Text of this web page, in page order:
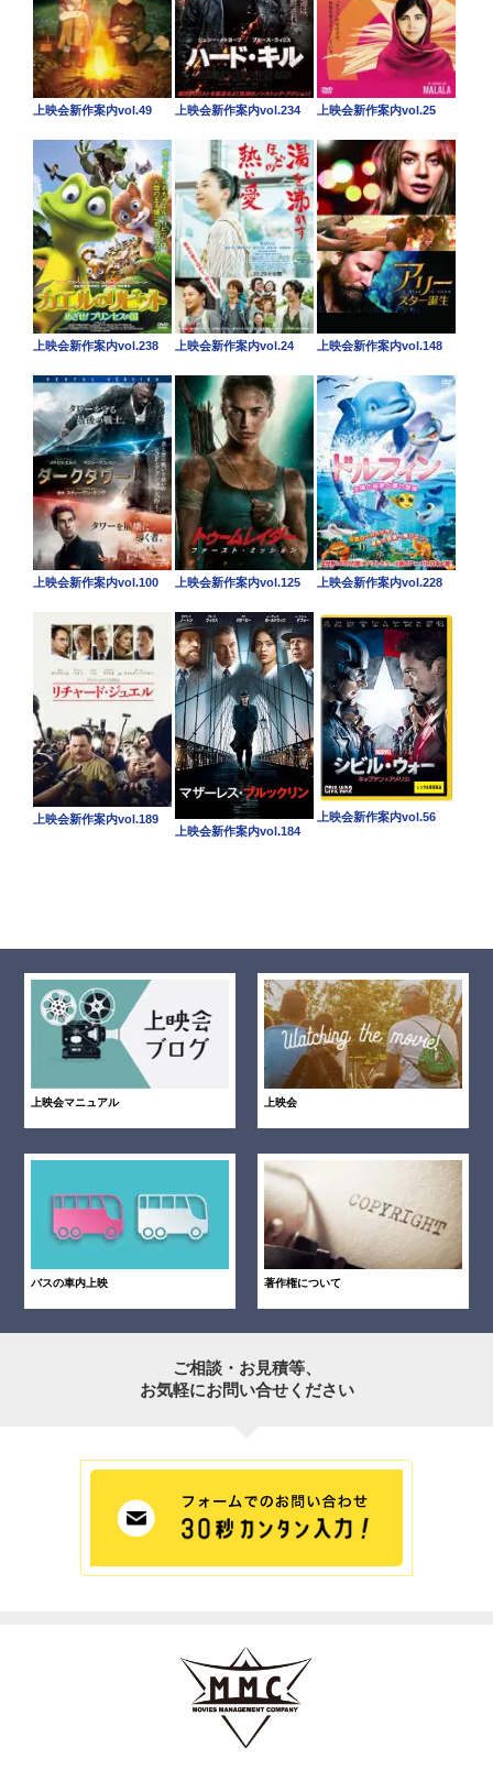
上映会新作案内vol.49 上映会新作案内vol.234 上映会新作案内vol.25
上映会新作案内vol.238 上映会新作案内vol.24 上映会新作案内vol.148
上映会新作案内vol.100 上映会新作案内vol.125 上映会新作案内vol.228
上映会新作案内vol.189
上映会新作案内vol.184
上映会新作案内vol.56
上映会マニュアル 上映会
バスの車内上映 著作権について
ご相談・お見積等、
お気軽にお問い合せください